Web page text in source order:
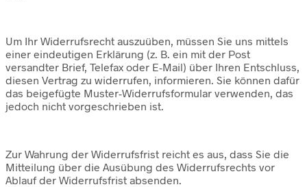
Um Ihr Widerrufsrecht auszuüben, müssen Sie uns mittels
einer eindeutigen Erklärung (z. B. ein mit der Post
versandter Brief, Telefax oder E-Mail) über Ihren Entschluss,
diesen Vertrag zu widerrufen, informieren. Sie können dafür
das beigefügte Muster-Widerrufsformular verwenden, das
jedoch nicht vorgeschrieben ist.
Zur Wahrung der Widerrufsfrist reicht es aus, dass Sie die
Mitteilung über die Ausübung des Widerrufsrechts vor
Ablauf der Widerrufsfrist absenden.